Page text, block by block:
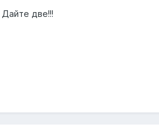
Дайте две!!!